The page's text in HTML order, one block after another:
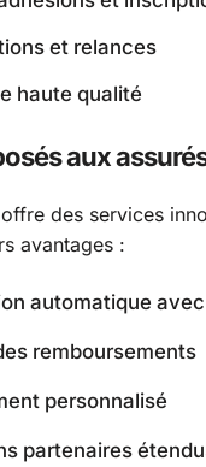
et relances
haute qualité
aux
offre des services
avantages :
automatique
remboursements
personnalisé
partenaires